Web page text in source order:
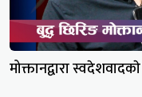
मोक्तानद्वारा